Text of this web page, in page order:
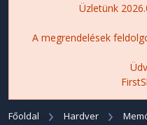
Üzletünk
A megrendelések
Főoldal Hardver